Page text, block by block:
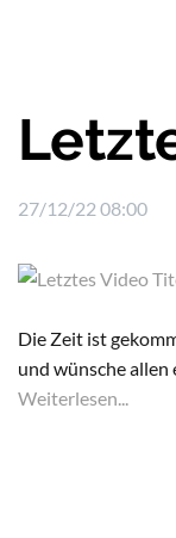
27/12/22 08:00
Die Zeit ist
und wünsche allen
Weiterlesen...